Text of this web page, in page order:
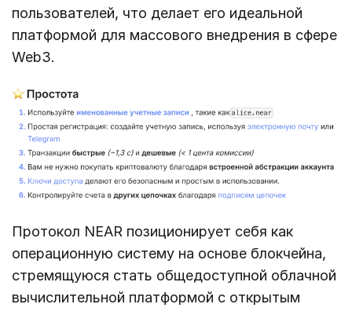
пользователей, что делает его идеальной
платформой для массового внедрения в сфере
Web3.
Протокол NEAR позиционирует себя как
операционную систему на основе блокчейна,
стремящуюся стать общедоступной облачной
вычислительной платформой с открытым